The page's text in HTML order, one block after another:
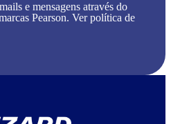
e mensagens através do
Pearson. Ver política de